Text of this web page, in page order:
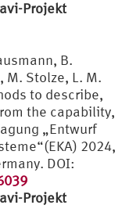
B.
M. Stolze, L. M.
to describe,
the capability,
„Entwurf
2024,
DOI: